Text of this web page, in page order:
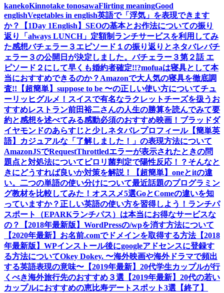
kanekoKinnotake tonosawaFlirting meaningGood
englishVegetables in english英語で「浮気」を表現できます
か？【1Day 1English】 SEOの基本とお作法についての振り
返り
「always LUNCH」定額制ランチサービスを利用してみ
た感想バチェラー３エピソード１の振り返りとネタバレバチ
ェラー３の公開日が決定しました。バチェラー３第２話 エ
ピソード２にして早くも婚約者確定!!?mofuaは寝具として本
当におすすめできるのか？Amazonで大人気の寝具を徹底調
査!! 【超簡単】suppose to be 〜の正しい使い方についてチュ
ーリッヒグルメ！スイスで有名なラクレットチーズを扱うお
すすめレストラン前田裕二さんの人生の勝算を読んでみて要
約と感想を述べてみる感動必須のおすすめ映画！ブラッドダ
イヤモンドのあらすじと少しネタバレプロフィール【簡単英
語】カジュアルな「了解しました！」の表現方法について
AmazonJSでRequestThrottledエラーが表示されたときの問
題点と対処法について ピロリ菌判定で陽性反応！？そんなと
きにどうすれば良いか対策を解説！
【超簡単】oneとitの違
い。二つの単語の使い分けについて最近話題のプログラミン
グ教材を比較してみた！オススメ5選GoとComeの違いを知
っていますか？正しい英語の使い方を習得しよう！ ランチパ
スポート（EPARKランチパス）は本当にお得なサービスな
の？
【2018年最新版】WordPressの/wpを消す方法について
【2020年最新】お名前.comでドメインを取得する方法【2018
年最新版】WPインストール後にgoogleアドセンスに登録す
る方法についてOkey Dokey. 〜海外映画や海外ドラマで頻出
する英語表現の意味〜 【2019年最新】20代学生カップルが行
くべき海外旅行先のおすすめ３選 【2019年最新】20代の若い
カップルにおすすめの恵比寿デートスポット3選 【終了】